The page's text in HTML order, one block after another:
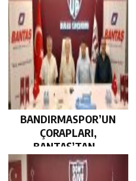
BANDIRMASPOR’UN
ÇORAPLARI,
BANTAŞ’TAN…